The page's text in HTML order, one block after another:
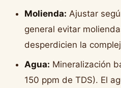
Molienda: Ajustar
general evitar
desperdicien la
Agua: Mineralización
150 ppm de TDS). El